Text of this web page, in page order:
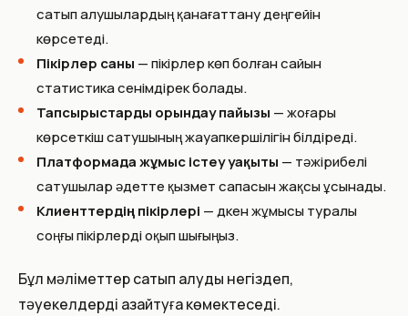
сатып алушылардың қанағаттану деңгейін
көрсетеді.
Пікірлер саны — пікірлер көп болған сайын
статистика сенімдірек болады.
Тапсырыстарды орындау пайызы — жоғары
көрсеткіш сатушының жауапкершілігін білдіреді.
Платформада жұмыс істеу уақыты — тәжірибелі
сатушылар әдетте қызмет сапасын жақсы ұсынады.
Клиенттердің пікірлері — дүкен жұмысы туралы
соңғы пікірлерді оқып шығыңыз.
Бұл мәліметтер сатып алуды негіздеп,
тәуекелдерді азайтуға көмектеседі.